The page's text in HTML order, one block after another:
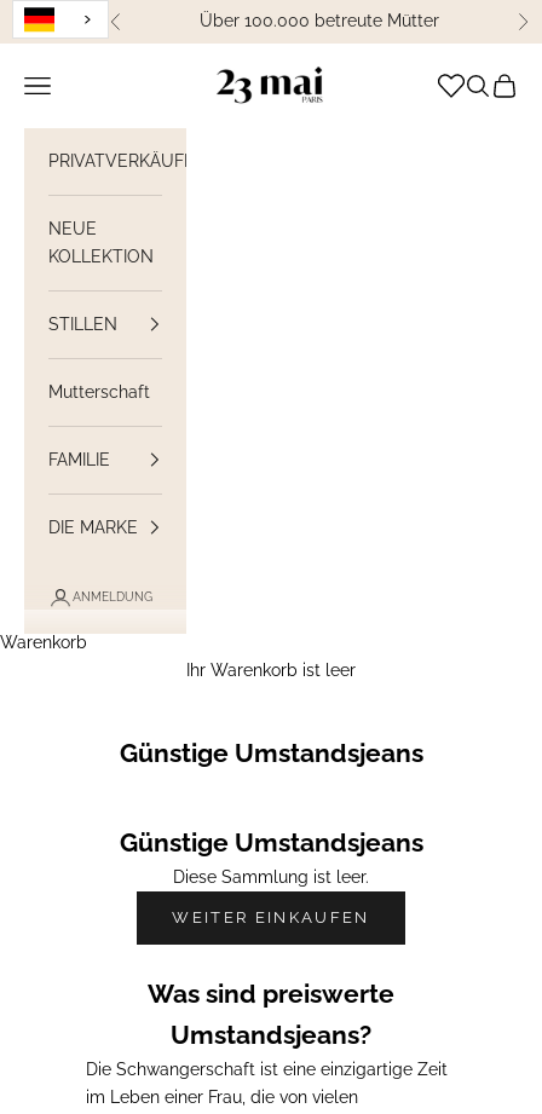
Weiter zum Inhalt
Zurück Über 100.000 betreute Mütter
23 Mai Paris
Navigation öffnen Suche
PRIVATVERKÄUFE
NEUE
KOLLEKTION
STILLEN
Mutterschaft
FAMILIE
DIE MARKE
ANMELDUNG
Warenkorb
Ihr Warenkorb ist leer
Günstige Umstandsjeans
Günstige Umstandsjeans
Diese Sammlung ist leer.
WEITER EINKAUFEN
Was sind preiswerte
Umstandsjeans?
Die Schwangerschaft ist eine einzigartige Zeit
im Leben einer Frau, die von vielen